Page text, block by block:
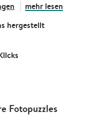
mehr lesen
hergestellt
Fotopuzzles